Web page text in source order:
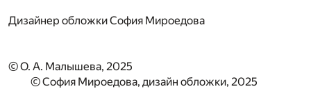
Дизайнер обложкиСофия Мироедова
© О. А. Малышева, 2025
© София Мироедова, дизайн обложки, 2025